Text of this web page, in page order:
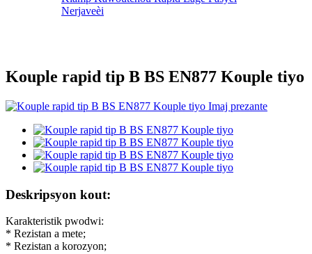
Nerjaveèi
Kouple rapid tip B BS EN877 Kouple tiyo
Deskripsyon kout:
Karakteristik pwodwi:
* Rezistan a mete;
* Rezistan a korozyon;